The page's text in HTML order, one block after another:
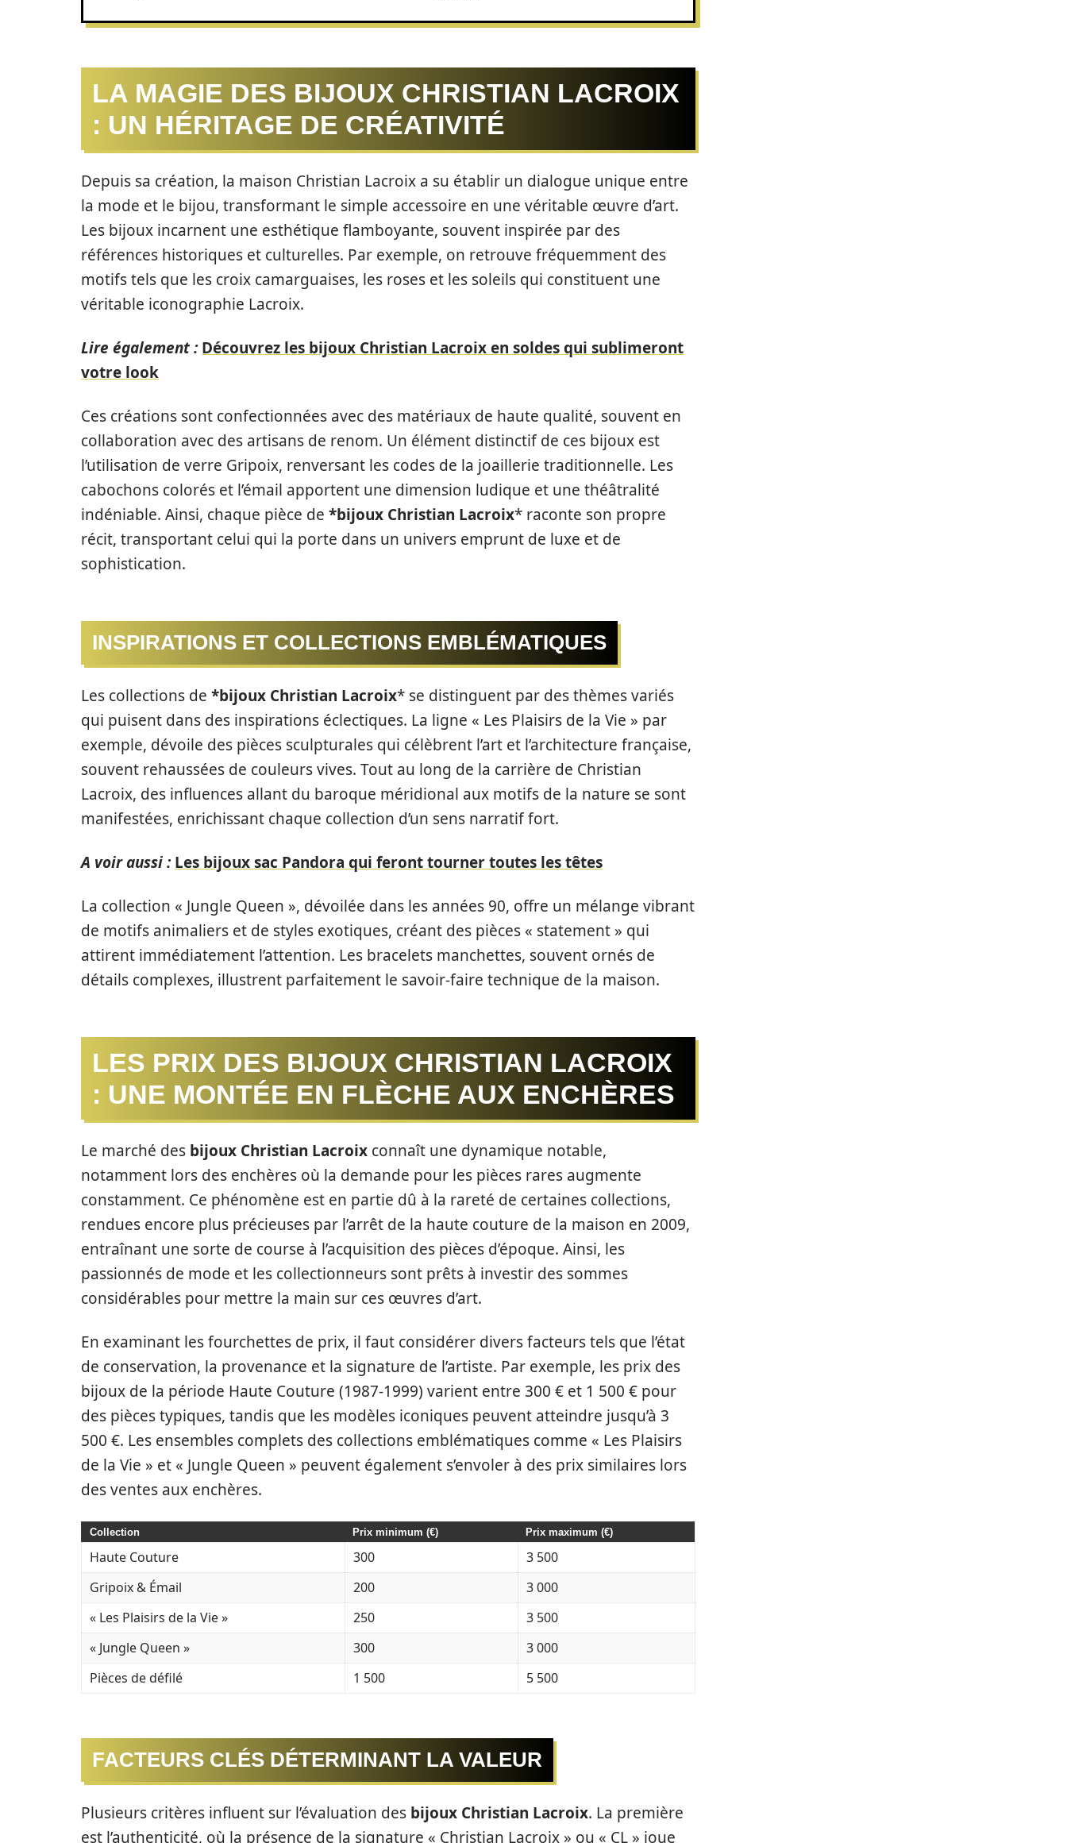
LA MAGIE DES BIJOUX CHRISTIAN LACROIX
: UN HÉRITAGE DE CRÉATIVITÉ
Depuis sa création, la maison Christian Lacroix a su établir un dialogue unique entre
la mode et le bijou, transformant le simple accessoire en une véritable œuvre d’art.
Les bijoux incarnent une esthétique flamboyante, souvent inspirée par des
références historiques et culturelles. Par exemple, on retrouve fréquemment des
motifs tels que les croix camarguaises, les roses et les soleils qui constituent une
véritable iconographie Lacroix.
Lire également : Découvrez les bijoux Christian Lacroix en soldes qui sublimeront
votre look
Ces créations sont confectionnées avec des matériaux de haute qualité, souvent en
collaboration avec des artisans de renom. Un élément distinctif de ces bijoux est
l’utilisation de verre Gripoix, renversant les codes de la joaillerie traditionnelle. Les
cabochons colorés et l’émail apportent une dimension ludique et une théâtralité
indéniable. Ainsi, chaque pièce de *bijoux Christian Lacroix* raconte son propre
récit, transportant celui qui la porte dans un univers emprunt de luxe et de
sophistication.
INSPIRATIONS ET COLLECTIONS EMBLÉMATIQUES
Les collections de *bijoux Christian Lacroix* se distinguent par des thèmes variés
qui puisent dans des inspirations éclectiques. La ligne « Les Plaisirs de la Vie » par
exemple, dévoile des pièces sculpturales qui célèbrent l’art et l’architecture française,
souvent rehaussées de couleurs vives. Tout au long de la carrière de Christian
Lacroix, des influences allant du baroque méridional aux motifs de la nature se sont
manifestées, enrichissant chaque collection d’un sens narratif fort.
A voir aussi : Les bijoux sac Pandora qui feront tourner toutes les têtes
La collection « Jungle Queen », dévoilée dans les années 90, offre un mélange vibrant
de motifs animaliers et de styles exotiques, créant des pièces « statement » qui
attirent immédiatement l’attention. Les bracelets manchettes, souvent ornés de
détails complexes, illustrent parfaitement le savoir-faire technique de la maison.
LES PRIX DES BIJOUX CHRISTIAN LACROIX
: UNE MONTÉE EN FLÈCHE AUX ENCHÈRES
Le marché des bijoux Christian Lacroix connaît une dynamique notable,
notamment lors des enchères où la demande pour les pièces rares augmente
constamment. Ce phénomène est en partie dû à la rareté de certaines collections,
rendues encore plus précieuses par l’arrêt de la haute couture de la maison en 2009,
entraînant une sorte de course à l’acquisition des pièces d’époque. Ainsi, les
passionnés de mode et les collectionneurs sont prêts à investir des sommes
considérables pour mettre la main sur ces œuvres d’art.
En examinant les fourchettes de prix, il faut considérer divers facteurs tels que l’état
de conservation, la provenance et la signature de l’artiste. Par exemple, les prix des
bijoux de la période Haute Couture (1987-1999) varient entre 300 € et 1 500 € pour
des pièces typiques, tandis que les modèles iconiques peuvent atteindre jusqu’à 3
500 €. Les ensembles complets des collections emblématiques comme « Les Plaisirs
de la Vie » et « Jungle Queen » peuvent également s’envoler à des prix similaires lors
des ventes aux enchères.
Collection Prix minimum (€) Prix maximum (€)
Haute Couture 300
3 500
Gripoix & Émail
200
3 000
« Les Plaisirs de la Vie »
250
3 500
« Jungle Queen »
300
3 000
Pièces de défilé
1 500 5 500
FACTEURS CLÉS DÉTERMINANT LA VALEUR
Plusieurs critères influent sur l’évaluation des bijoux Christian Lacroix. La première
est l’authenticité, où la présence de la signature « Christian Lacroix » ou « CL » joue